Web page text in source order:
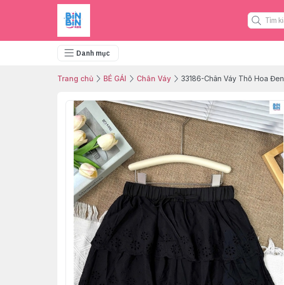
Danh mục
Trang chủ BÉ GÁI Chân Váy 33186-Chân Váy Thô Hoa Đen